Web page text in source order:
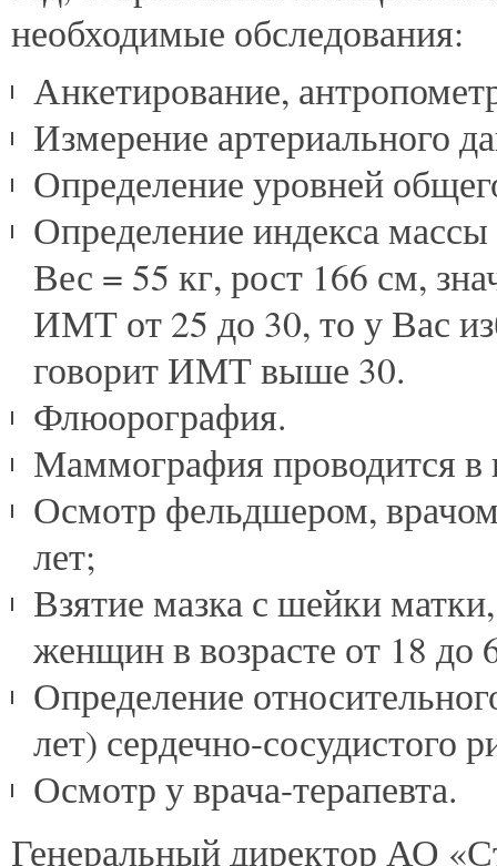
необходимые обследования:
Анкетирование,
Измерение артериального
Определение уровней
Определение индекса
Вес = 55 кг, рост 166 см,
ИМТ от 25 до 30, то у Вас
говорит ИМТ выше 30.
Флюорография.
Маммография проводится в
Осмотр фельдшером,
лет;
Взятие мазка с шейки
женщин в возрасте от 18 до
Определение
лет) сердечно-сосудистого
Осмотр у врача-терапевта.
Генеральный директор АО